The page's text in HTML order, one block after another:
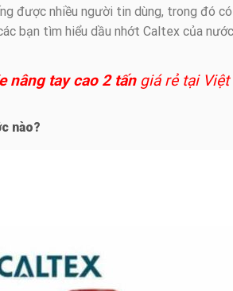
được nhiều người tin dùng, trong đó
bạn tìm hiểu dầu nhớt Caltex của
nâng tay cao 2 tấngiá rẻ tại Việt
nào?